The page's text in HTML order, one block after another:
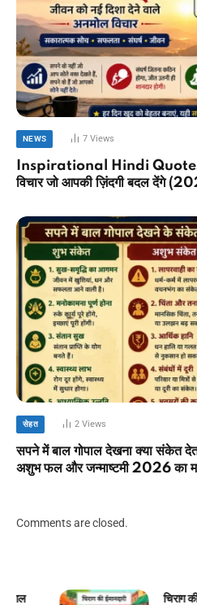
NEWS 7Views
Inspirational Hindi
विचार जो आपकी ज़िंदगी बदल देंगे
सेहत 2Views
सपने में बाल गोपाल देखना क्या संकेत
अशुभ फल और जन्माष्टमी 2026 का
Comments are closed.
चिराग की